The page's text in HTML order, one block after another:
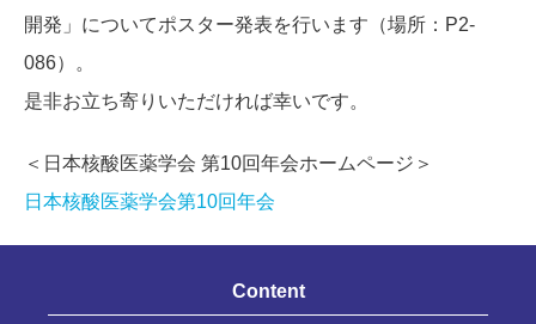
開発」についてポスター発表を行います（場所： P2-
086）。
是非お立ち寄りいただければ幸いです。
＜日本核酸医薬学会 第10回年会ホームページ＞
日本核酸医薬学会第10回年会
Content